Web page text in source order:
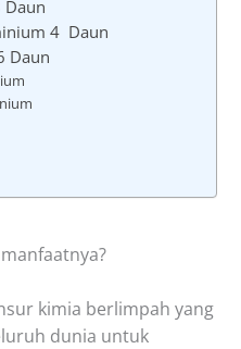
4 Daun
Daun
kimia berlimpah yang
dunia untuk